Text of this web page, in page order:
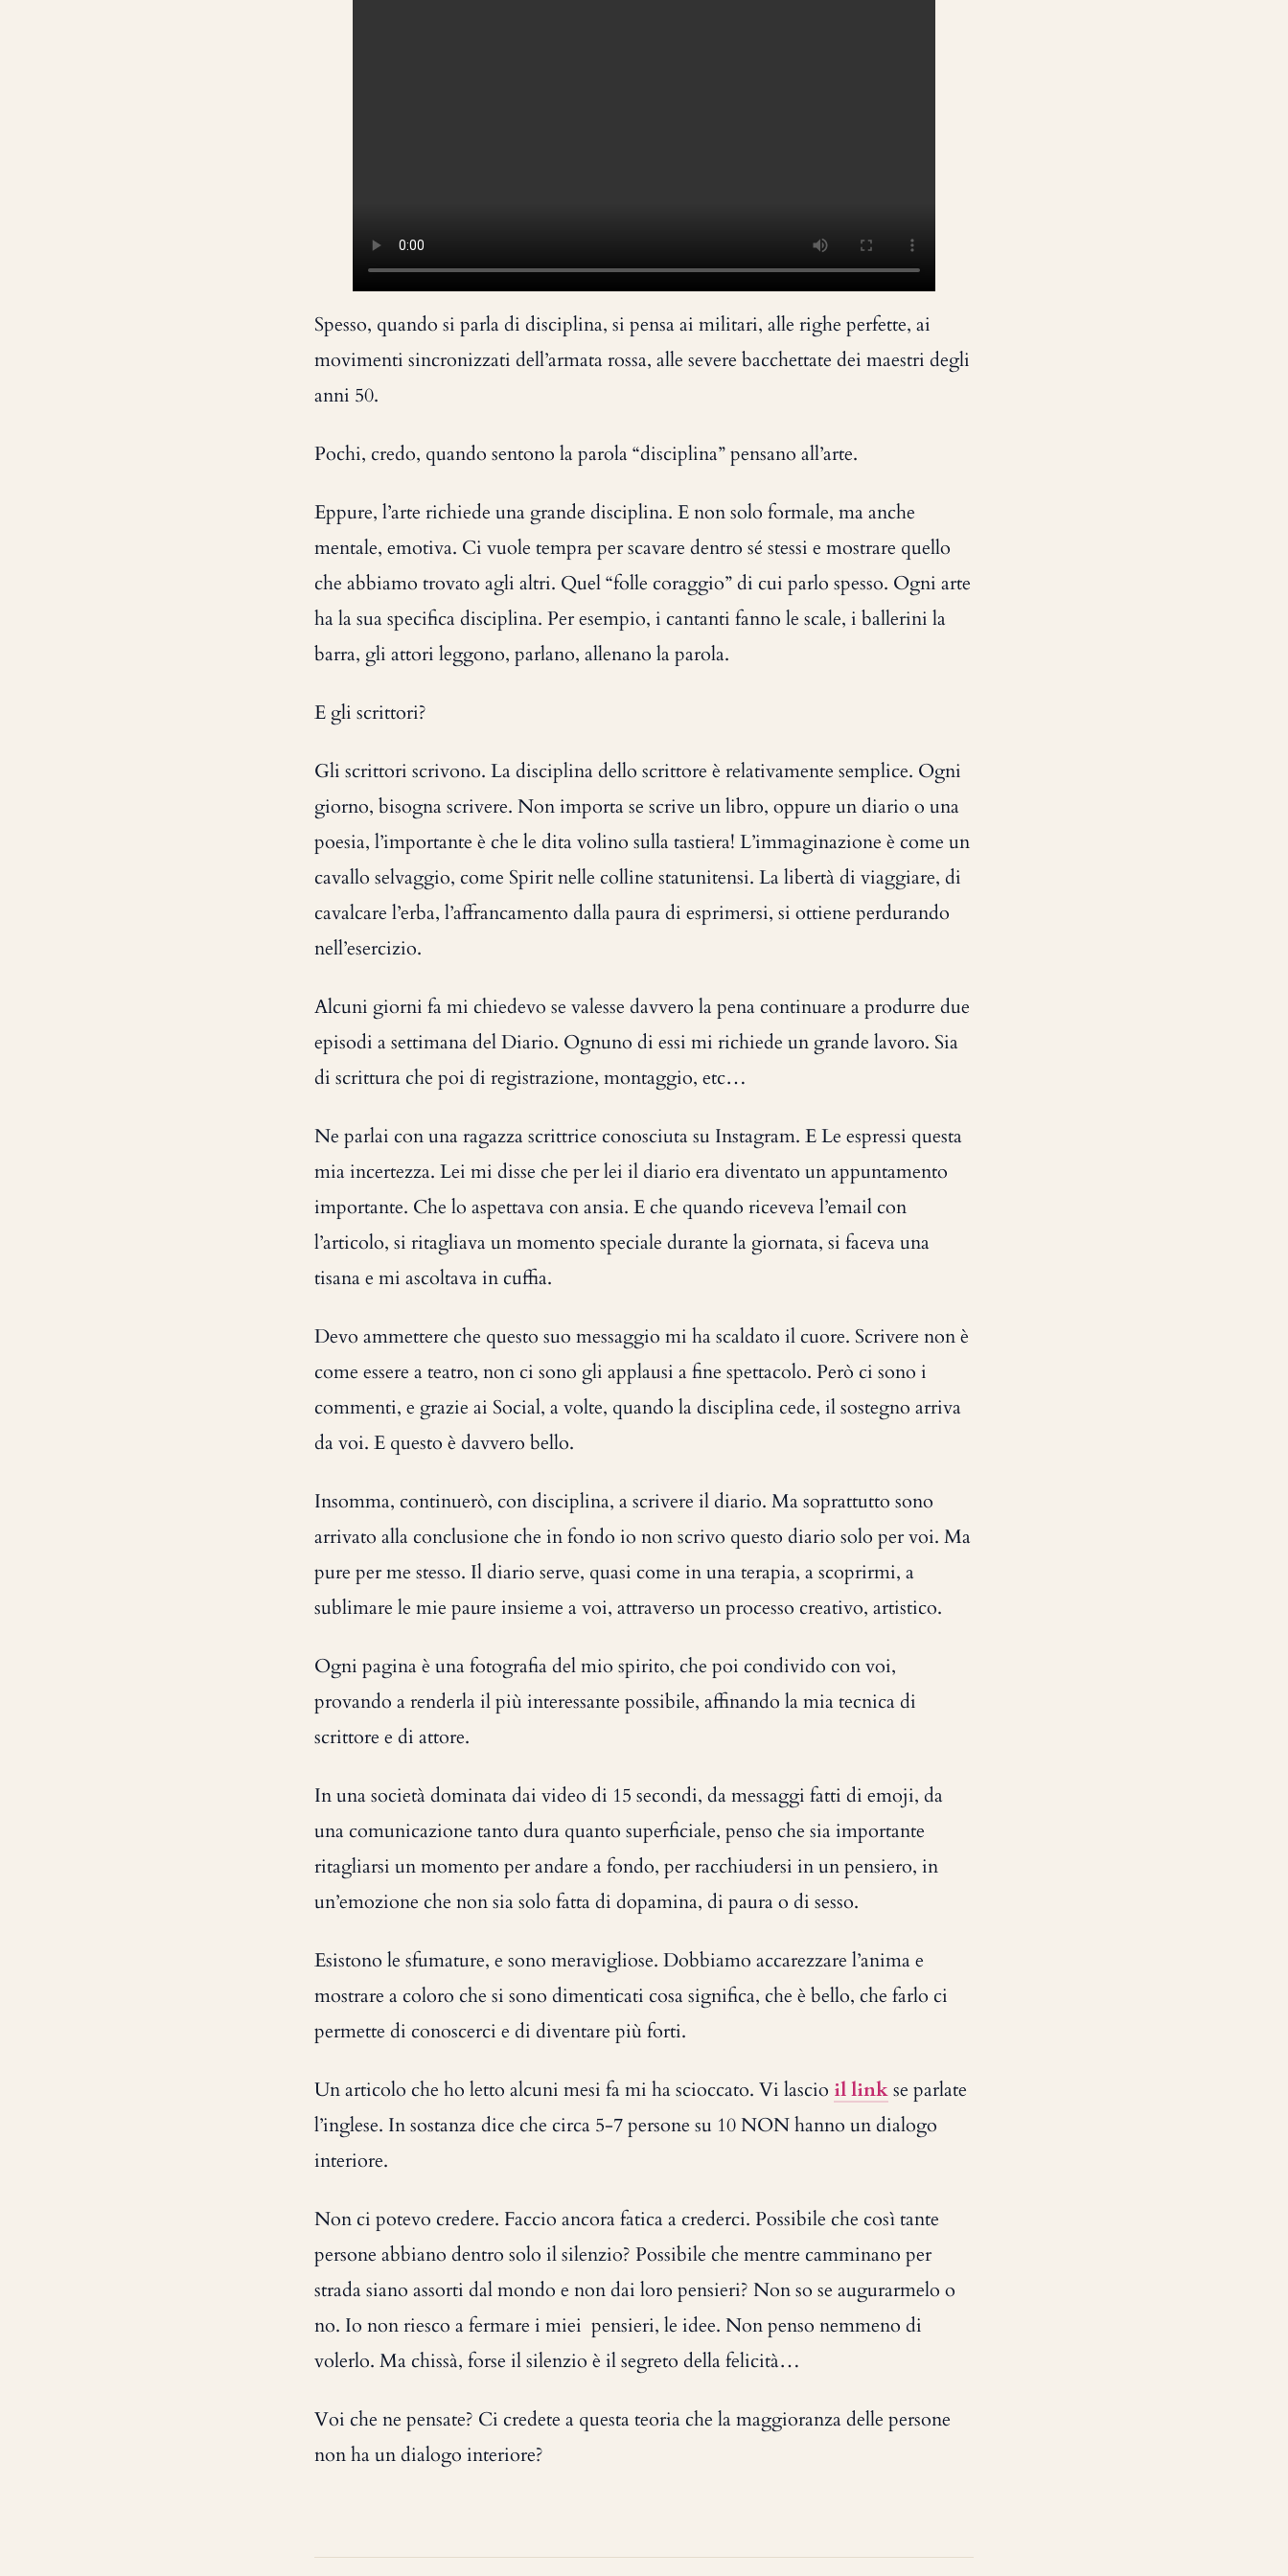
Spesso, quando si parla di disciplina, si pensa ai militari, alle righe perfette, ai
movimenti sincronizzati dell’armata rossa, alle severe bacchettate dei maestri degli
anni 50.
Pochi, credo, quando sentono la parola “disciplina” pensano all’arte.
Eppure, l’arte richiede una grande disciplina. E non solo formale, ma anche
mentale, emotiva. Ci vuole tempra per scavare dentro sé stessi e mostrare quello
che abbiamo trovato agli altri. Quel “folle coraggio” di cui parlo spesso. Ogni arte
ha la sua specifica disciplina. Per esempio, i cantanti fanno le scale, i ballerini la
barra, gli attori leggono, parlano, allenano la parola.
E gli scrittori?
Gli scrittori scrivono. La disciplina dello scrittore è relativamente semplice. Ogni
giorno, bisogna scrivere. Non importa se scrive un libro, oppure un diario o una
poesia, l’importante è che le dita volino sulla tastiera! L’immaginazione è come un
cavallo selvaggio, come Spirit nelle colline statunitensi. La libertà di viaggiare, di
cavalcare l’erba, l’affrancamento dalla paura di esprimersi, si ottiene perdurando
nell’esercizio.
Alcuni giorni fa mi chiedevo se valesse davvero la pena continuare a produrre due
episodi a settimana del Diario. Ognuno di essi mi richiede un grande lavoro. Sia
di scrittura che poi di registrazione, montaggio, etc…
Ne parlai con una ragazza scrittrice conosciuta su Instagram. E Le espressi questa
mia incertezza. Lei mi disse che per lei il diario era diventato un appuntamento
importante. Che lo aspettava con ansia. E che quando riceveva l’email con
l’articolo, si ritagliava un momento speciale durante la giornata, si faceva una
tisana e mi ascoltava in cuffia.
Devo ammettere che questo suo messaggio mi ha scaldato il cuore. Scrivere non è
come essere a teatro, non ci sono gli applausi a fine spettacolo. Però ci sono i
commenti, e grazie ai Social, a volte, quando la disciplina cede, il sostegno arriva
da voi. E questo è davvero bello.
Insomma, continuerò, con disciplina, a scrivere il diario. Ma soprattutto sono
arrivato alla conclusione che in fondo io non scrivo questo diario solo per voi. Ma
pure per me stesso. Il diario serve, quasi come in una terapia, a scoprirmi, a
sublimare le mie paure insieme a voi, attraverso un processo creativo, artistico.
Ogni pagina è una fotografia del mio spirito, che poi condivido con voi,
provando a renderla il più interessante possibile, affinando la mia tecnica di
scrittore e di attore.
In una società dominata dai video di 15 secondi, da messaggi fatti di emoji, da
una comunicazione tanto dura quanto superficiale, penso che sia importante
ritagliarsi un momento per andare a fondo, per racchiudersi in un pensiero, in
un’emozione che non sia solo fatta di dopamina, di paura o di sesso.
Esistono le sfumature, e sono meravigliose. Dobbiamo accarezzare l’anima e
mostrare a coloro che si sono dimenticati cosa significa, che è bello, che farlo ci
permette di conoscerci e di diventare più forti.
Un articolo che ho letto alcuni mesi fa mi ha scioccato. Vi lascio il linkse parlate
l’inglese. In sostanza dice che circa 5-7 persone su 10 NON hanno un dialogo
interiore.
Non ci potevo credere. Faccio ancora fatica a crederci. Possibile che così tante
persone abbiano dentro solo il silenzio? Possibile che mentre camminano per
strada siano assorti dal mondo e non dai loro pensieri? Non so se augurarmelo o
no. Io non riesco a fermare i miei pensieri, le idee. Non penso nemmeno di
volerlo. Ma chissà, forse il silenzio è il segreto della felicità…
Voi che ne pensate? Ci credete a questa teoria che la maggioranza delle persone
non ha un dialogo interiore?